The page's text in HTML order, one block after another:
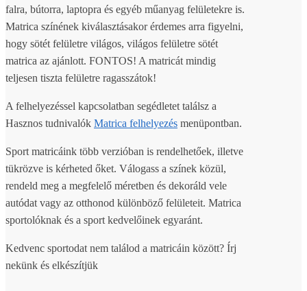
falra, bútorra, laptopra és egyéb műanyag felületekre is.
Matrica színének kiválasztásakor érdemes arra figyelni,
hogy sötét felületre világos, világos felületre sötét
matrica az ajánlott. FONTOS! A matricát mindig
teljesen tiszta felületre ragasszátok!
A felhelyezéssel kapcsolatban segédletet találsz a
Hasznos tudnivalók Matrica felhelyezés menüpontban.
Sport matricáink több verzióban is rendelhetőek, illetve
tükrözve is kérheted őket. Válogass a színek közül,
rendeld meg a megfelelő méretben és dekoráld vele
autódat vagy az otthonod különböző felületeit. Matrica
sportolóknak és a sport kedvelőinek egyaránt.
Kedvenc sportodat nem találod a matricáin között? Írj
nekünk és elkészítjük